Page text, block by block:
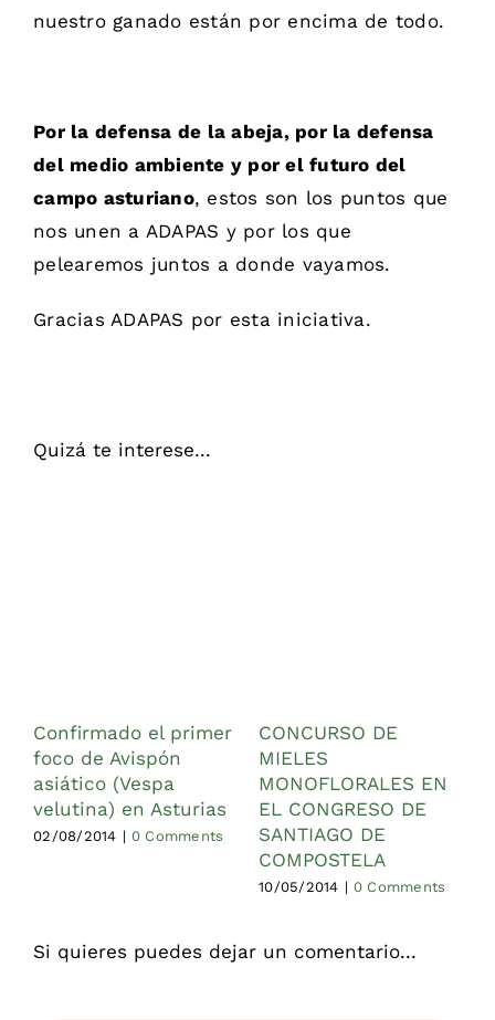
nuestro ganado están por encima de todo.
Por la defensa de la abeja, por la defensa
del medio ambiente y por el futuro del
campo asturiano, estos son los puntos que
nos unen a ADAPAS y por los que
pelearemos juntos a donde vayamos.
Gracias ADAPAS por esta iniciativa.
Quizá te interese...
Confirmado el primer
foco de Avispón
asiático (Vespa
velutina) en Asturias
02/08/2014 | 0 Comments
CONCURSO DE
MIELES
MONOFLORALES EN
EL CONGRESO DE
SANTIAGO DE
COMPOSTELA
10/05/2014 | 0 Comments
Si quieres puedes dejar un comentario...